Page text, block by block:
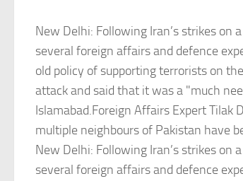
New Delhi: Following Iran’s strikes on
several foreign affairs and defence
old policy of supporting terrorists on
attack and said that it was a "much
Islamabad.Foreign Affairs Expert Tilak
multiple neighbours of Pakistan have
New Delhi: Following Iran’s strikes on
several foreign affairs and defence